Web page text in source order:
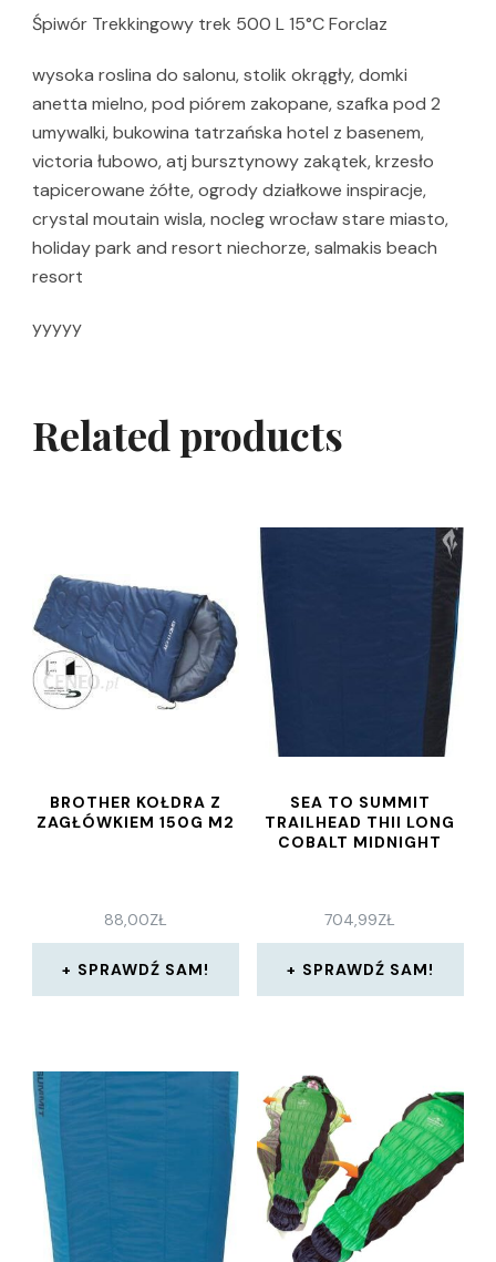
Śpiwór Trekkingowy trek 500 L 15°C Forclaz
wysoka roslina do salonu, stolik okrągły, domki
anetta mielno, pod piórem zakopane, szafka pod 2
umywalki, bukowina tatrzańska hotel z basenem,
victoria łubowo, atj bursztynowy zakątek, krzesło
tapicerowane żółte, ogrody działkowe inspiracje,
crystal moutain wisla, nocleg wrocław stare miasto,
holiday park and resort niechorze, salmakis beach
resort
yyyyy
Related products
BROTHER KOŁDRA Z
ZAGŁÓWKIEM 150G M2
88,00ZŁ
SPRAWDŹ SAM!
SEA TO SUMMIT
TRAILHEAD THII LONG
COBALT MIDNIGHT
704,99ZŁ
SPRAWDŹ SAM!